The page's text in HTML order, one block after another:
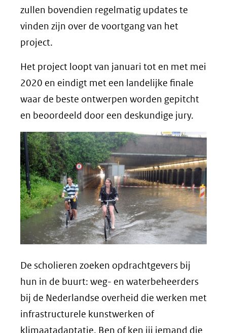
zullen bovendien regelmatig updates te
vinden zijn over de voortgang van het
project.
Het project loopt van januari tot en met mei
2020 en eindigt met een landelijke finale
waar de beste ontwerpen worden gepitcht
en beoordeeld door een deskundige jury.
De scholieren zoeken opdrachtgevers bij
hun in de buurt: weg- en waterbeheerders
bij de Nederlandse overheid die werken met
infrastructurele kunstwerken of
klimaatadaptatie. Ben of ken jij iemand die